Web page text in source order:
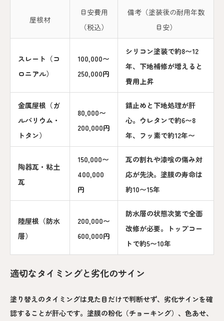
屋根材
目安費用
（税込）
備考（塗装後の耐用年数
目安）
スレート（コ
ロニアル）
100,000〜
250,000円
シリコン塗装で約8〜12
年、下地補修が増えると
費用上昇
金属屋根（ガ
ルバリウム・
トタン）
80,000〜
200,000円
錆止めと下地処理が肝
心。ウレタンで約6〜8
年、フッ素で約12年〜
陶器瓦・粘土
瓦
150,000〜
400,000
円
瓦の割れや漆喰の傷み対
応が先決。塗膜の寿命は
約10〜15年
陸屋根（防水
層）
200,000〜
600,000円
防水層の状態次第で全面
改修が必要。トップコー
トで約5〜10年
適切なタイミングと劣化のサイン
塗り替えのタイミングは見た目だけで判断せず、劣化サインを確
認することが肝心です。塗膜の粉化（チョーキング）、色あせ、